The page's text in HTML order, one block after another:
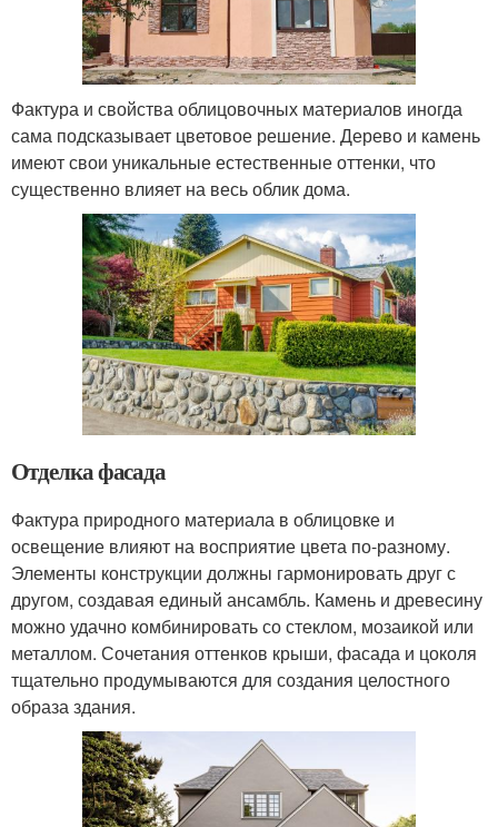
Фактура и свойства облицовочных материалов иногда
сама подсказывает цветовое решение. Дерево и камень
имеют свои уникальные естественные оттенки, что
существенно влияет на весь облик дома.
Отделка фасада
Фактура природного материала в облицовке и
освещение влияют на восприятие цвета по-разному.
Элементы конструкции должны гармонировать друг с
другом, создавая единый ансамбль. Камень и древесину
можно удачно комбинировать со стеклом, мозаикой или
металлом. Сочетания оттенков крыши, фасада и цоколя
тщательно продумываются для создания целостного
образа здания.